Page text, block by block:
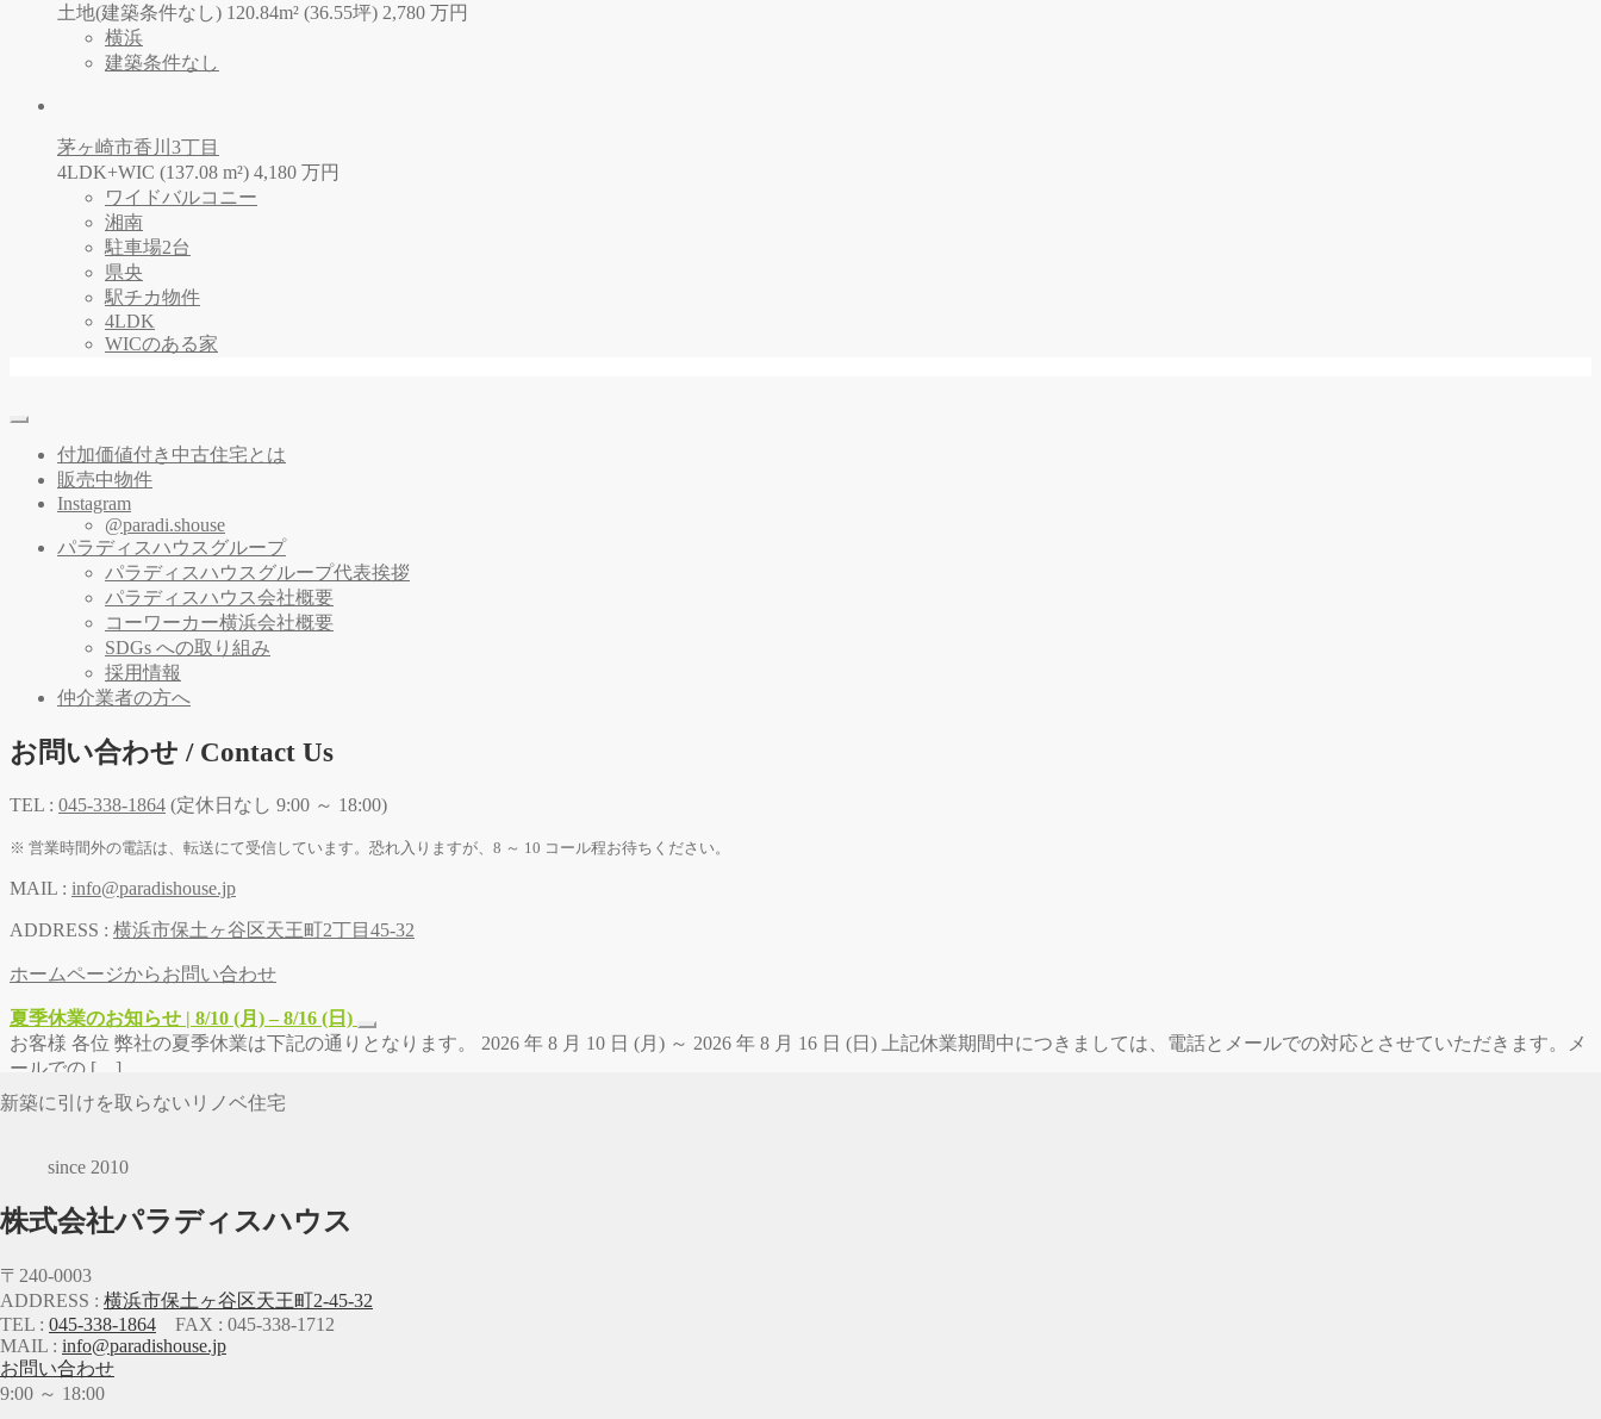
土地(建築条件なし) 120.84m² (36.55坪) 2,780 万円
横浜
建築条件なし
茅ヶ崎市香川3丁目
4LDK+WIC (137.08 m²) 4,180 万円
ワイドバルコニー
湘南
駐車場2台
県央
駅チカ物件
4LDK
WICのある家
新築に引けを取らないリノベ住宅
since 2010
株式会社パラディスハウス
〒240-0003
ADDRESS : 横浜市保土ヶ谷区天王町2-45-32
TEL : 045-338-1864 FAX : 045-338-1712
MAIL : info@paradishouse.jp
お問い合わせ
9:00 ～ 18:00
付加価値付き中古住宅とは
販売中物件
Instagram
@paradi.shouse
パラディスハウスグループ
パラディスハウスグループ代表挨拶
パラディスハウス会社概要
コーワーカー横浜会社概要
SDGs への取り組み
採用情報
仲介業者の方へ
お問い合わせ / Contact Us
TEL : 045-338-1864 (定休日なし 9:00 ～ 18:00)
※ 営業時間外の電話は、転送にて受信しています。恐れ入りますが、8 ～ 10 コール程お待ちください。
MAIL : info@paradishouse.jp
ADDRESS : 横浜市保土ヶ谷区天王町2丁目45-32
ホームページからお問い合わせ
夏季休業のお知らせ | 8/10 (月) – 8/16 (日)
お客様 各位 弊社の夏季休業は下記の通りとなります。 2026 年 8 月 10 日 (月) ～ 2026 年 8 月 16 日 (日) 上記休業期間中につきましては、電話とメールでの対応とさせていただきます。メ
ールでの […]